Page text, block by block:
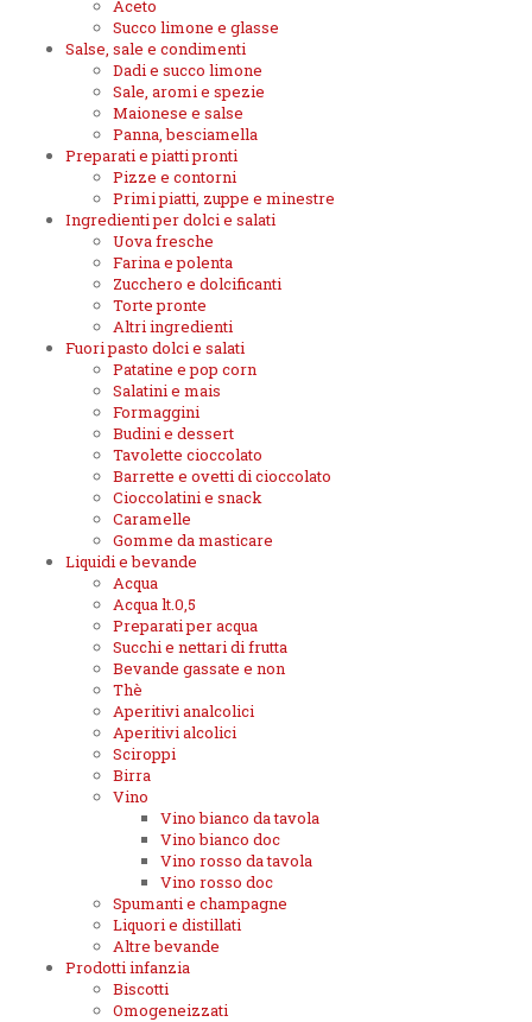
Aceto
Succo limone e glasse
Salse, sale e condimenti
Dadi e succo limone
Sale, aromi e spezie
Maionese e salse
Panna, besciamella
Preparati e piatti pronti
Pizze e contorni
Primi piatti, zuppe e minestre
Ingredienti per dolci e salati
Uova fresche
Farina e polenta
Zucchero e dolcificanti
Torte pronte
Altri ingredienti
Fuori pasto dolci e salati
Patatine e pop corn
Salatini e mais
Formaggini
Budini e dessert
Tavolette cioccolato
Barrette e ovetti di cioccolato
Cioccolatini e snack
Caramelle
Gomme da masticare
Liquidi e bevande
Acqua
Acqua lt.0,5
Preparati per acqua
Succhi e nettari di frutta
Bevande gassate e non
Thè
Aperitivi analcolici
Aperitivi alcolici
Sciroppi
Birra
Vino
Vino bianco da tavola
Vino bianco doc
Vino rosso da tavola
Vino rosso doc
Spumanti e champagne
Liquori e distillati
Altre bevande
Prodotti infanzia
Biscotti
Omogeneizzati